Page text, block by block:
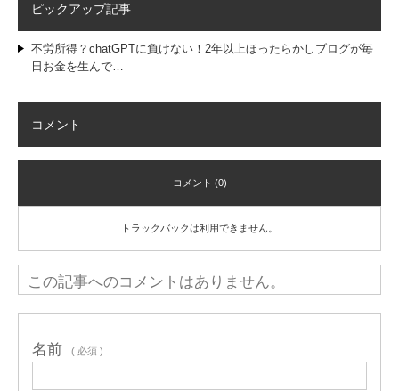
ピックアップ記事
不労所得？chatGPTに負けない！2年以上ほったらかしブログが毎
日お金を生んで…
コメント
コメント (0)
トラックバックは利用できません。
この記事へのコメントはありません。
名前 ( 必須 )